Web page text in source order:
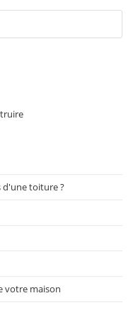
d'une toiture ?
votre maison